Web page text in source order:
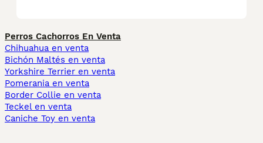
Perros Cachorros En Venta
Chihuahua en venta
Bichón Maltés en venta
Yorkshire Terrier en venta
Pomerania en venta
Border Collie en venta
Teckel en venta
Caniche Toy en venta